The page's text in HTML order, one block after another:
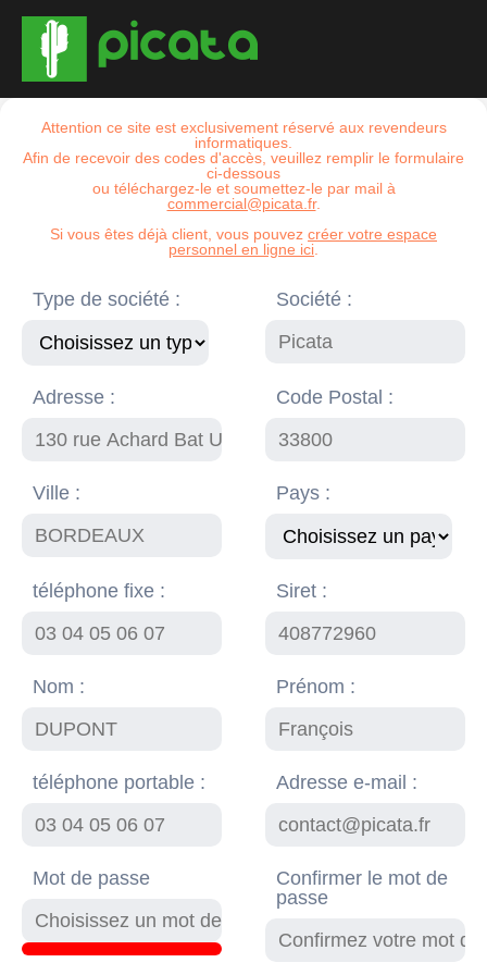
Attention ce site est exclusivement réservé aux revendeurs
informatiques.
Afin de recevoir des codes d'accès, veuillez remplir le formulaire
ci-dessous
ou téléchargez-le et soumettez-le par mail à
commercial@picata.fr.
Si vous êtes déjà client, vous pouvez créer votre espace
personnel en ligne ici
Type de société : Société :
Adresse : Code Postal :
Ville : Pays :
téléphone fixe : Siret :
Nom : Prénom :
téléphone portable : Adresse e-mail :
Mot de passe
Confirmer le mot de
passe